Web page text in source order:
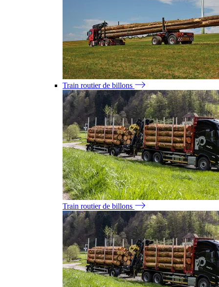
Train routier de billons
Train routier de billons